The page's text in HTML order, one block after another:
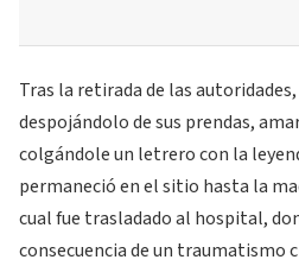
Tras la retirada de las
despojándolo de sus prendas,
colgándole un letrero con la
permaneció en el sitio hasta la
cual fue trasladado al hospital,
consecuencia de un traumatismo